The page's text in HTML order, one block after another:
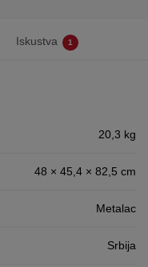
Iskustva 1
20,3 kg
48 × 45,4 × 82,5 cm
Metalac
Srbija